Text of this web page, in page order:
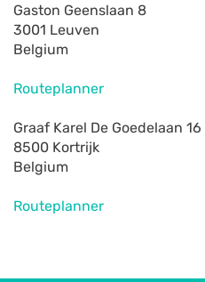
Gaston Geenslaan 8
3001 Leuven
Belgium
Routeplanner
Graaf Karel De Goedelaan 16
8500 Kortrijk
Belgium
Routeplanner